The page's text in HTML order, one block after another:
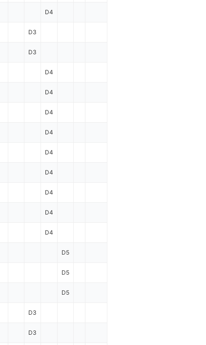
D4
D3
D3
D4
D4
D4
D4
D4
D4
D4
D4
D4
D5
D5
D5
D3
D3